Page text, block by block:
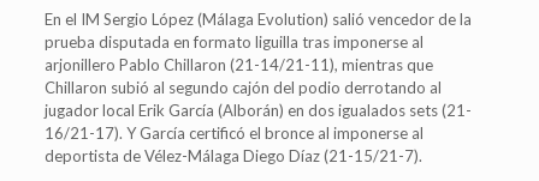
En el IM Sergio López (Málaga Evolution) salió vencedor de la
prueba disputada en formato liguilla tras imponerse al
arjonillero Pablo Chillaron (21-14/21-11), mientras que
Chillaron subió al segundo cajón del podio derrotando al
jugador local Erik García (Alborán) en dos igualados sets (21-
16/21-17). Y García certificó el bronce al imponerse al
deportista de Vélez-Málaga Diego Díaz (21-15/21-7).